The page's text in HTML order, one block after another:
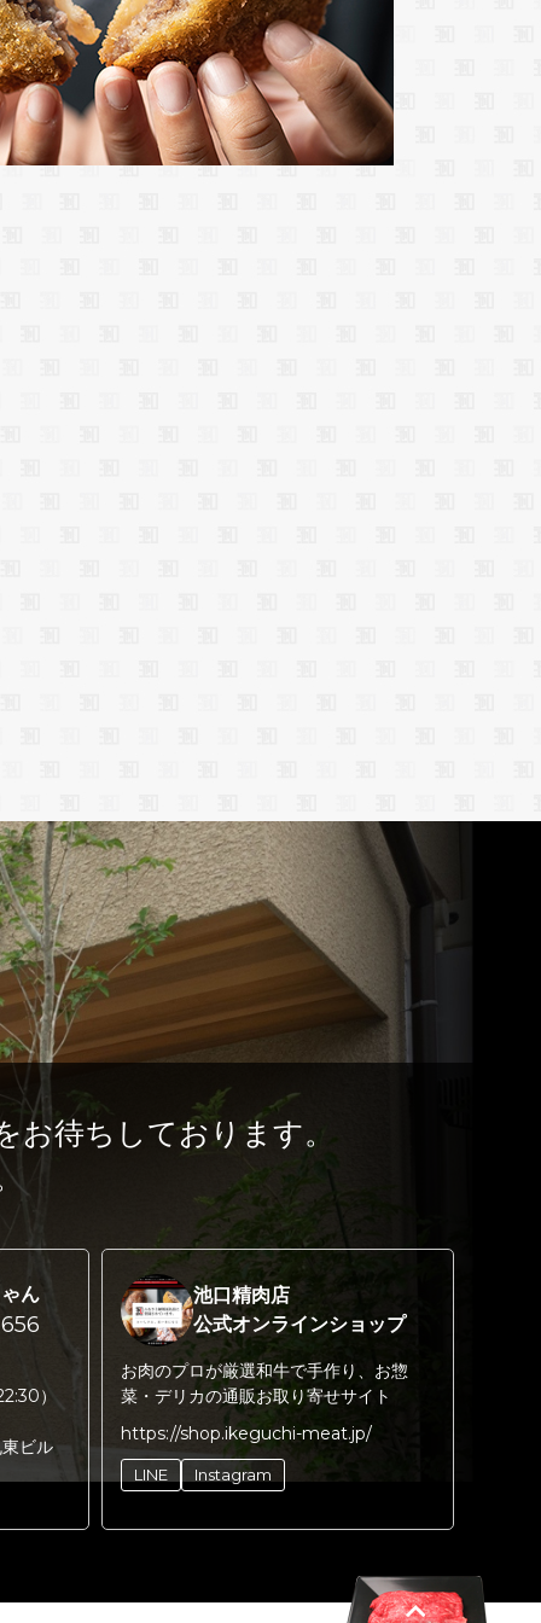
お待ちしております。
ん
）
ビル
池口精肉店
公式オンラインショップ
お肉のプロが厳選和牛で手作り、お惣
菜・デリカの通販お取り寄せサイト
https://shop.ikeguchi-meat.jp/
LINE Instagram